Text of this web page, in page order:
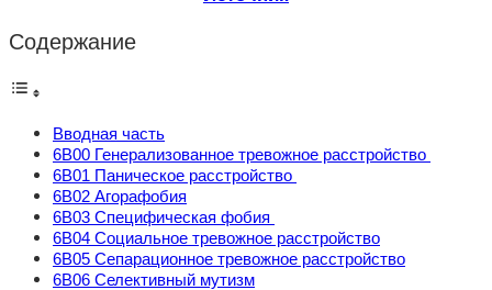
Содержание
Вводная часть
6В00 Генерализованное тревожное расстройство
6В01 Паническое расстройство
6B02 Агорафобия
6В03 Специфическая фобия
6B04 Социальное тревожное расстройство
6B05 Сепарационное тревожное расстройство
6B06 Селективный мутизм